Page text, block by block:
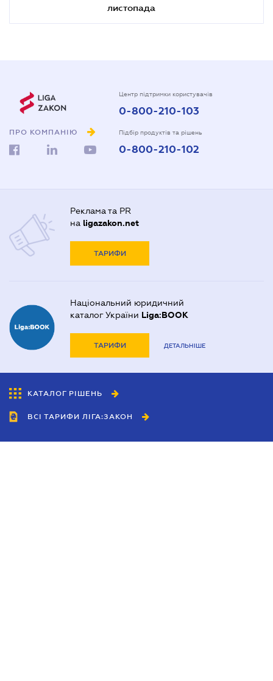
листопада
ПРО КОМПАНІЮ
Центр підтримки користувачів
0-800-210-103
Підбір продуктів та рішень
0-800-210-102
Реклама та PR
на ligazakon.net
ТАРИФИ
Національний юридичний
каталог України Liga:BOOK
ТАРИФИ ДЕТАЛЬНІШЕ
КАТАЛОГ РІШЕНЬ
ВСІ ТАРИФИ ЛІГА:ЗАКОН